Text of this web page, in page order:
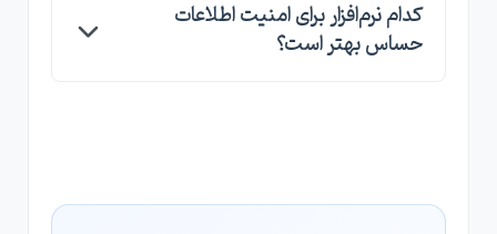
مستقیم یادداشت‌ها از وان‌نوت دارد، هرچند ممکن
است چیدمان صفحات کمی نیاز به اصلاح دستی
کدام نرم‌افزار برای امنیت اطلاعات
حساس بهتر است؟
Notion به این شکل وجود ندارد.